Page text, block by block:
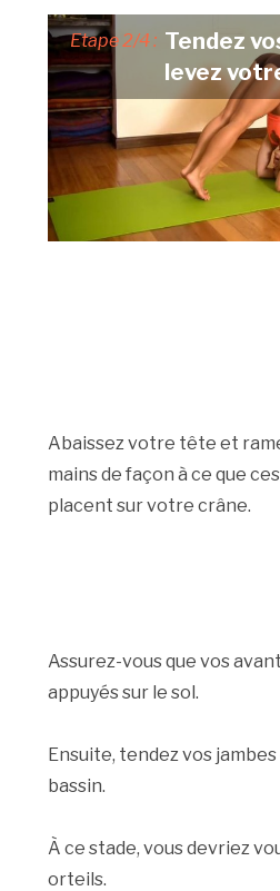
Etape 2/4 : Tendez
levez
Abaissez votre tête et
mains de façon à ce que
placent sur votre crâne.
Assurez-vous que vos
appuyés sur le sol.
Ensuite, tendez vos
bassin.
À ce stade, vous devriez
orteils.